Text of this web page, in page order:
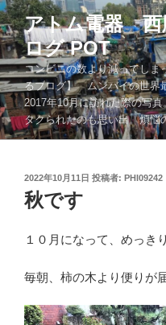
コ
ン
テ
ン
ツ
へ
ス
キ
アトム電器
ログ POT
コンビニの数より減ってしま
るブログ】 ムンバイの世界
2017年10月に訪れた際の写
タクられたのも思い出。煩悩
投
稿
日:
2022年10月11日 投稿者: PHI09242
秋です
１０月になって、めっき
毎朝、柿の木より便りが